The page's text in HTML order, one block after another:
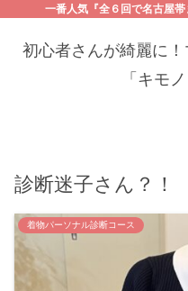
一番人気『全６回で名古屋
初心者さんが綺麗に
「キモ
診断迷子さん？！
着物パーソナル診断コース